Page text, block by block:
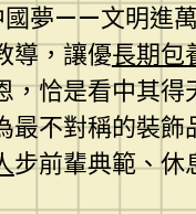
國夢——文明進
導，讓優長期包
，恰是看中其
最不對稱的裝
步前輩典範、休